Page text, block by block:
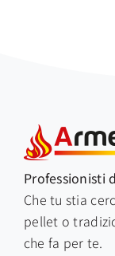
Professionisti
Che tu stia
pellet o
che fa per te.